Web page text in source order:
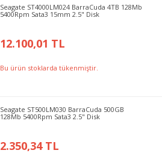
Seagate ST4000LM024 BarraCuda 4TB 128Mb
5400Rpm Sata3 15mm 2.5" Disk
12.100,01 TL
Bu ürün stoklarda tükenmiştir.
Seagate ST500LM030 BarraCuda 500GB
128Mb 5400Rpm Sata3 2.5" Disk
2.350,34 TL